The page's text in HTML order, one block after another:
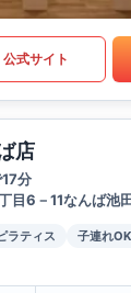
公式サイト
店
分
目6－11なんば池
ラティス 子連れOK